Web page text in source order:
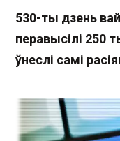
530-ты дзень
перавысілі 250
ўнеслі самі